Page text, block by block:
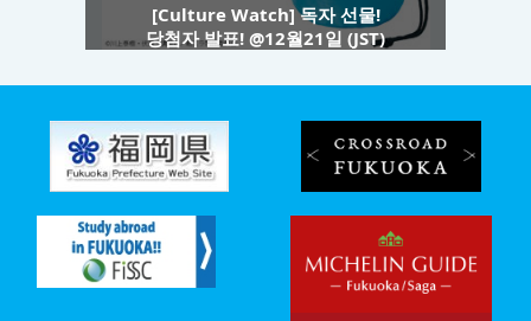
[Culture Watch] 독자 선물!
당첨자 발표! @12월21일 (JST)